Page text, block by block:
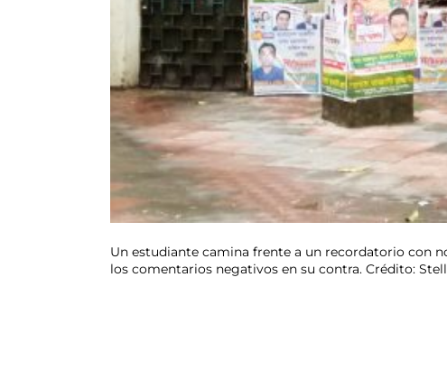
Un estudiante camina frente a un recordatorio con
los comentarios negativos en su contra. Crédito: